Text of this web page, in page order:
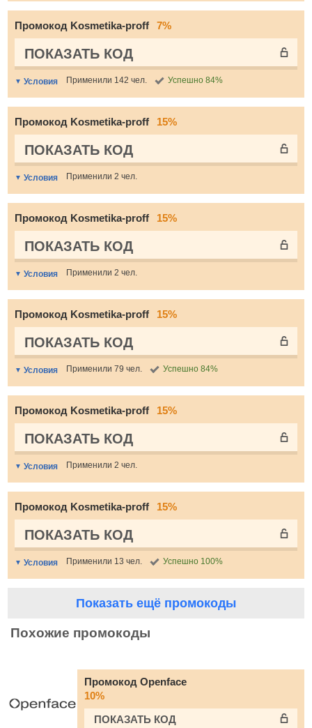
Промокод Kosmetika-proff 7%
ПОКАЗАТЬ КОД
Условия Применили 142 чел. Успешно 84%
Промокод Kosmetika-proff 15%
ПОКАЗАТЬ КОД
Условия Применили 2 чел.
Промокод Kosmetika-proff 15%
ПОКАЗАТЬ КОД
Условия Применили 2 чел.
Промокод Kosmetika-proff 15%
ПОКАЗАТЬ КОД
Условия Применили 79 чел. Успешно 84%
Промокод Kosmetika-proff 15%
ПОКАЗАТЬ КОД
Условия Применили 2 чел.
Промокод Kosmetika-proff 15%
ПОКАЗАТЬ КОД
Условия Применили 13 чел. Успешно 100%
Показать ещё промокоды
Похожие промокоды
Промокод Openface
10%
ПОКАЗАТЬ КОД